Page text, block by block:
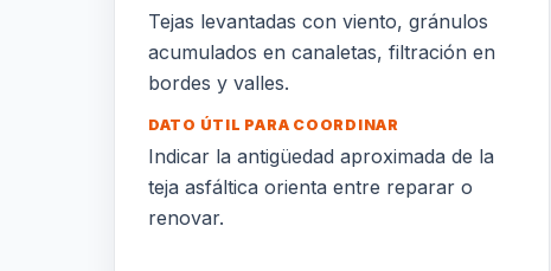
Tejas levantadas con viento, gránulos
acumulados en canaletas, filtración en
bordes y valles.
DATO ÚTIL PARA COORDINAR
Indicar la antigüedad aproximada de la
teja asfáltica orienta entre reparar o
renovar.